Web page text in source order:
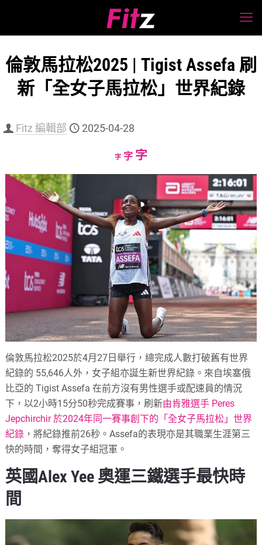
倫敦馬拉松2025 | Tigist Assefa 刷
新「全女子馬拉松」世界紀錄
Fitz 編輯部 2025-04-28
字Decrease
字Reset
字Increase
size.
倫敦馬拉松2025於4月27日舉行，總完成人數打破舊有世界
紀錄的 55,646人外，女子組亦誕生新世界紀錄。來自埃塞俄
比亞的 Tigist Assefa 在前方沒有男性選手或配速員的情況
下，以2小時15分50秒完成賽事，刷新由肯雅選手 Peres
Jepchirchir 於2024年同一賽事創下的「全女子馬拉松」世界
紀錄 ，將紀錄推前26秒。Assefa的表現亦是其職業生涯第三
快的時間，奪得女子組冠軍。
英國Alex Yee 奧運三鐵選手最快時
間